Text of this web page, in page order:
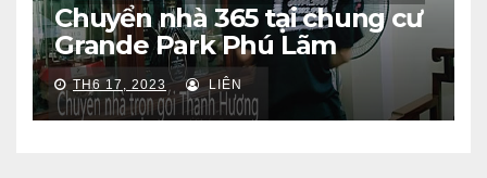
Chuyển nhà 365 tại chung cư
Grande Park Phú Lãm
TH6 17, 2023 LIÊN